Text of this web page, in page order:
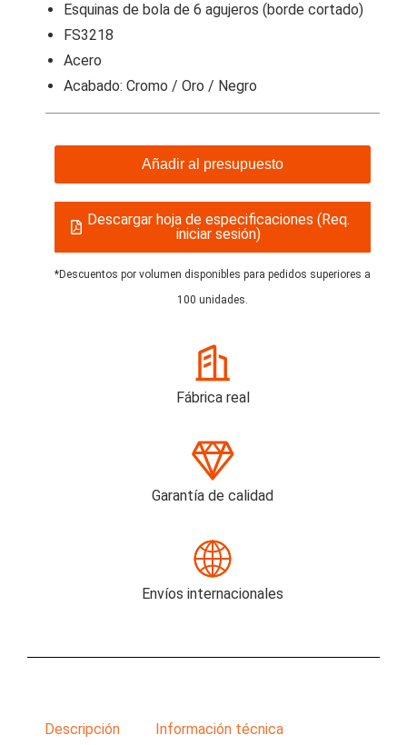
Esquinas de bola de 6 agujeros (borde cortado)
FS3218
Acero
Acabado: Cromo / Oro / Negro
Añadir al presupuesto
Descargar hoja de especificaciones (Req.
iniciar sesión)
*Descuentos por volumen disponibles para pedidos superiores a
100 unidades.
Fábrica real
Garantía de calidad
Envíos internacionales
Descripción
Información técnica